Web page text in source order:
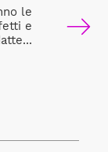
le
e